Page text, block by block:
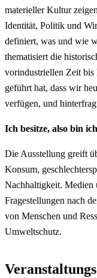
materieller Kultur
Identität, Politik und
definiert, was und wie
thematisiert die
vorindustriellen Zeit bis
geführt hat, dass wir
verfügen, und
Ich besitze, also bin
Die Ausstellung greift
Konsum,
Nachhaltigkeit. Medien
Fragestellungen nach
von Menschen und
Umweltschutz.